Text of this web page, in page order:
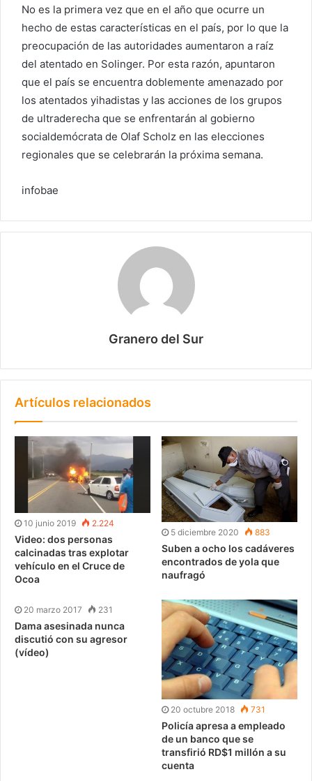
No es la primera vez que en el año que ocurre un
hecho de estas características en el país, por lo que la
preocupación de las autoridades aumentaron a raíz
del atentado en Solinger. Por esta razón, apuntaron
que el país se encuentra doblemente amenazado por
los atentados yihadistas y las acciones de los grupos
de ultraderecha que se enfrentarán al gobierno
socialdemócrata de Olaf Scholz en las elecciones
regionales que se celebrarán la próxima semana.
infobae
Granero del Sur
Artículos relacionados
10 junio 2019 2.224
Video: dos personas
calcinadas tras explotar
vehículo en el Cruce de
Ocoa
5 diciembre 2020 883
Suben a ocho los cadáveres
encontrados de yola que
naufragó
20 marzo 2017 231
Dama asesinada nunca
discutió con su agresor
(vídeo)
20 octubre 2018 731
Policía apresa a empleado
de un banco que se
transfirió RD$1 millón a su
cuenta